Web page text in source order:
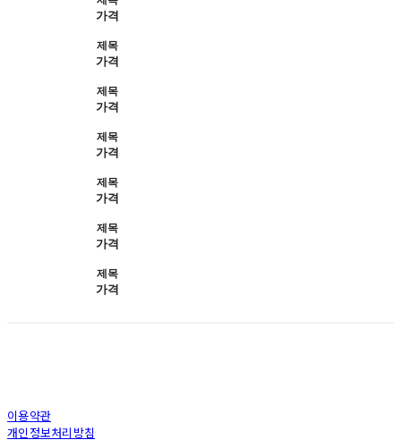
가격
제목
가격
제목
가격
제목
가격
제목
가격
제목
가격
제목
가격
이용약관
개인정보처리방침